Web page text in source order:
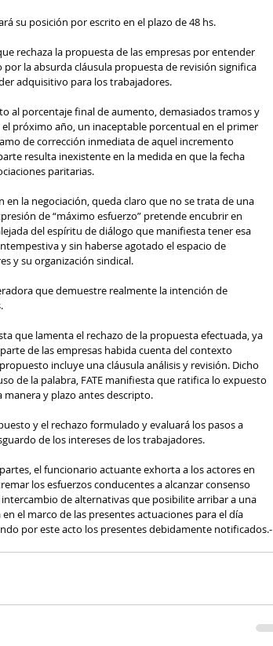
su posición por escrito en el plazo de 48 hs.
rechaza la propuesta de las empresas por entender
la absurda cláusula propuesta de revisión significa
adquisitivo para los trabajadores.
al porcentaje final de aumento, demasiados tramos y
próximo año, un inaceptable porcentual en el primer
de corrección inmediata de aquel incremento
resulta inexistente en la medida en que la fecha
paritarias.
la negociación, queda claro que no se trata de una
de “máximo esfuerzo” pretende encubrir en
del espíritu de diálogo que manifiesta tener esa
y sin haberse agotado el espacio de
y su organización sindical.
que demuestre realmente la intención de
que lamenta el rechazo de la propuesta efectuada, ya
de las empresas habida cuenta del contexto
incluye una cláusula análisis y revisión. Dicho
de la palabra, FATE manifiesta que ratifica lo expuesto
y plazo antes descripto.
y el rechazo formulado y evaluará los pasos a
de los intereses de los trabajadores.
el funcionario actuante exhorta a los actores en
los esfuerzos conducentes a alcanzar consenso
de alternativas que posibilite arribar a una
el marco de las presentes actuaciones para el día
por este acto los presentes debidamente notificados.-